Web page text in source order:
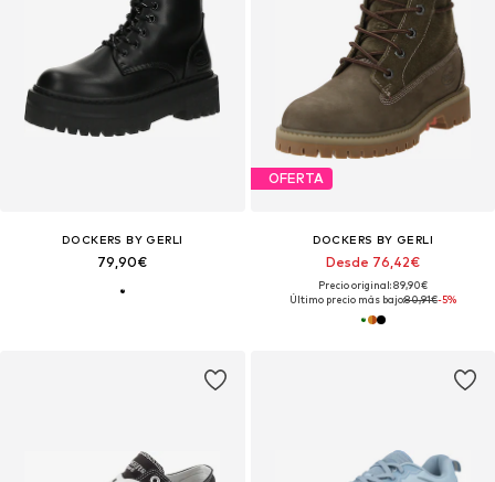
DOCKERS BY GERLI
79,90€
OFERTA
DOCKERS BY GERLI
Desde 76,42€
Precio original: 89,90€
Último precio más bajo:80,91€-5%